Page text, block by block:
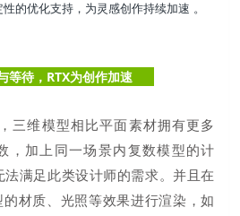
的优化支持， 为灵感创作持续加速 。
等待，RTX为创作加速
三维模型相比平面素材拥有更多
，加上同一场景内复数模型的计
满足此类设计师的需求。并且在
材质、光照等效果进行渲染，如